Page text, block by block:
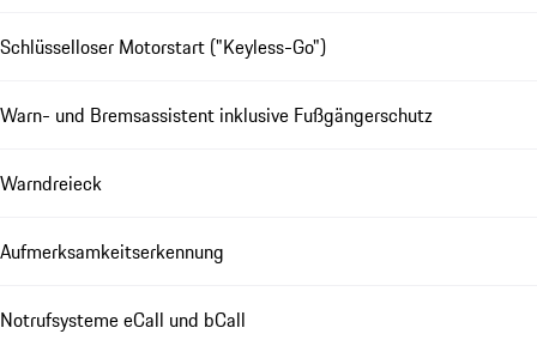
Schlüsselloser Motorstart ("Keyless-Go")
Warn- und Bremsassistent inklusive Fußgängerschutz
Warndreieck
Aufmerksamkeitserkennung
Notrufsysteme eCall und bCall